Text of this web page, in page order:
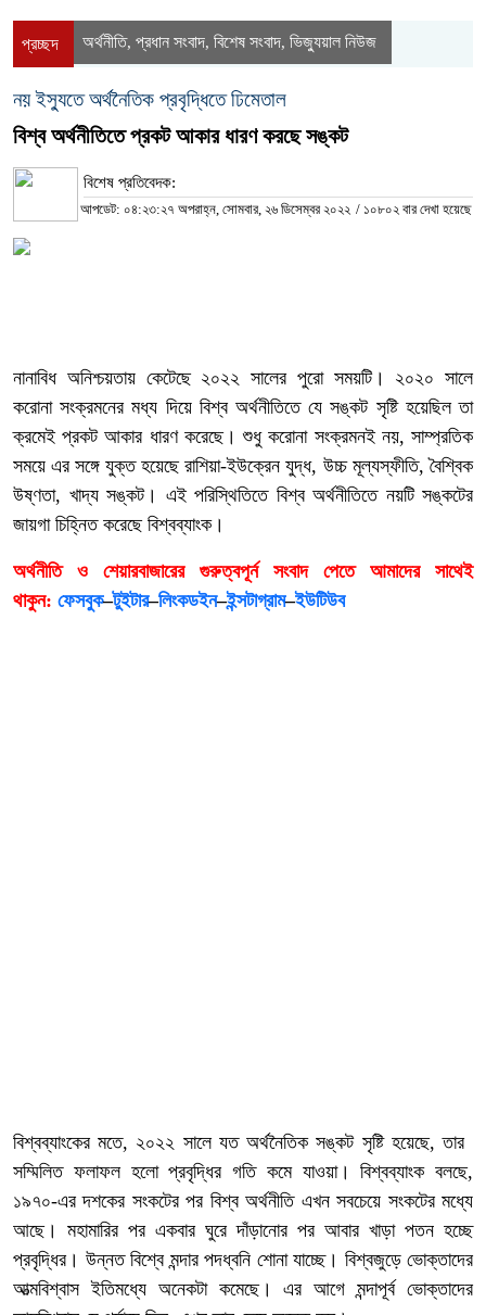
প্রচ্ছদ অর্থনীতি, প্রধান সংবাদ, বিশেষ সংবাদ, ভিজ্যুয়াল নিউজ
নয় ইস্যুতে অর্থনৈতিক প্রবৃদ্ধিতে ঢিমেতাল
বিশ্ব অর্থনীতিতে প্রকট আকার ধারণ করছে সঙ্কট
বিশেষ প্রতিবেদক:
আপডেট: ০৪:২৩:২৭ অপরাহ্ন, সোমবার, ২৬ ডিসেম্বর ২০২২ / ১০৮০২ বার দেখা হয়েছে
নানাবিধ অনিশ্চয়তায় কেটেছে ২০২২ সালের পুরো সময়টি। ২০২০ সালে
করোনা সংক্রমনের মধ্য দিয়ে বিশ্ব অর্থনীতিতে যে সঙ্কট সৃষ্টি হয়েছিল তা
ক্রমেই প্রকট আকার ধারণ করেছে। শুধু করোনা সংক্রমনই নয়, সাম্প্রতিক
সময়ে এর সঙ্গে যুক্ত হয়েছে রাশিয়া-ইউক্রেন যুদ্ধ, উচ্চ মূল্যস্ফীতি, বৈশ্বিক
উষ্ণতা, খাদ্য সঙ্কট। এই পরিস্থিতিতে বিশ্ব অর্থনীতিতে নয়টি সঙ্কটের
জায়গা চিহ্নিত করেছে বিশ্বব্যাংক।
অর্থনীতি ও শেয়ারবাজারের গুরুত্বপূর্ন সংবাদ পেতে আমাদের সাথেই
থাকুন: ফেসবুক–টুইটার–লিংকডইন–ইন্সটাগ্রাম–ইউটিউব
বিশ্বব্যাংকের মতে, ২০২২ সালে যত অর্থনৈতিক সঙ্কট সৃষ্টি হয়েছে, তার
সম্মিলিত ফলাফল হলো প্রবৃদ্ধির গতি কমে যাওয়া। বিশ্বব্যাংক বলছে,
১৯৭০-এর দশকের সংকটের পর বিশ্ব অর্থনীতি এখন সবচেয়ে সংকটের মধ্যে
আছে। মহামারির পর একবার ঘুরে দাঁড়ানোর পর আবার খাড়া পতন হচ্ছে
প্রবৃদ্ধির। উন্নত বিশ্বে মন্দার পদধ্বনি শোনা যাচ্ছে। বিশ্বজুড়ে ভোক্তাদের
আত্মবিশ্বাস ইতিমধ্যে অনেকটা কমেছে। এর আগে মন্দাপূর্ব ভোক্তাদের